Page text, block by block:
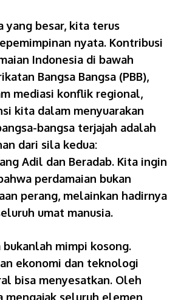
yang besar, kita terus
nyata. Kontribusi
Indonesia di bawah
Bangsa Bangsa (PBB),
mediasi konflik regional,
kita dalam menyuarakan
bangsa terjajah adalah
dari sila kedua:
Adil dan Beradab. Kita ingin
perdamaian bukan
perang, melainkan hadirnya
umat manusia.
bukanlah mimpi kosong.
ekonomi dan teknologi
bisa menyesatkan. Oleh
mengajak seluruh elemen